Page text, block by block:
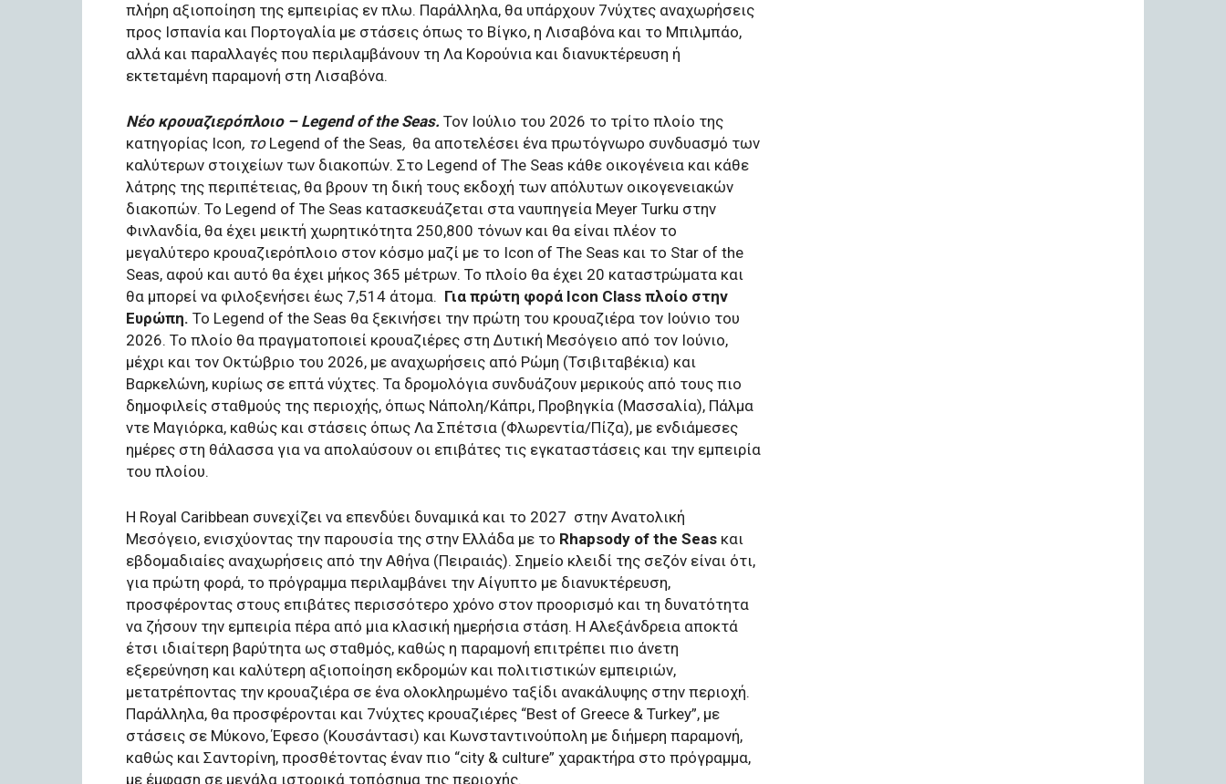
πλήρη αξιοποίηση της εμπειρίας εν πλω. Παράλληλα, θα υπάρχουν 7νύχτες αναχωρήσεις
προς Ισπανία και Πορτογαλία με στάσεις όπως το Βίγκο, η Λισαβόνα και το Μπιλμπάο,
αλλά και παραλλαγές που περιλαμβάνουν τη Λα Κορούνια και διανυκτέρευση ή
εκτεταμένη παραμονή στη Λισαβόνα.
Νέο κρουαζιερόπλοιο – Legend of the Seas. Τον Ιούλιο του 2026 το τρίτο πλοίο της
κατηγορίας Icon, το Legend of the Seas, θα αποτελέσει ένα πρωτόγνωρο συνδυασμό των
καλύτερων στοιχείων των διακοπών. Στο Legend of The Seas κάθε οικογένεια και κάθε
λάτρης της περιπέτειας, θα βρουν τη δική τους εκδοχή των απόλυτων οικογενειακών
διακοπών. To Legend of The Seas κατασκευάζεται στα ναυπηγεία Meyer Turku στην
Φινλανδία, θα έχει μεικτή χωρητικότητα 250,800 τόνων και θα είναι πλέον το
μεγαλύτερο κρουαζιερόπλοιο στον κόσμο μαζί με το Icon of The Seas και το Star of the
Seas, αφού και αυτό θα έχει μήκος 365 μέτρων. Το πλοίο θα έχει 20 καταστρώματα και
θα μπορεί να φιλοξενήσει έως 7,514 άτομα. Για πρώτη φορά Icon Class πλοίο στην
Ευρώπη. Το Legend of the Seas θα ξεκινήσει την πρώτη του κρουαζιέρα τον Ιούνιο του
2026. Το πλοίο θα πραγματοποιεί κρουαζιέρες στη Δυτική Μεσόγειο από τον Ιούνιο,
μέχρι και τον Οκτώβριο του 2026, με αναχωρήσεις από Ρώμη (Τσιβιταβέκια) και
Βαρκελώνη, κυρίως σε επτά νύχτες. Τα δρομολόγια συνδυάζουν μερικούς από τους πιο
δημοφιλείς σταθμούς της περιοχής, όπως Νάπολη/Κάπρι, Προβηγκία (Μασσαλία), Πάλμα
ντε Μαγιόρκα, καθώς και στάσεις όπως Λα Σπέτσια (Φλωρεντία/Πίζα), με ενδιάμεσες
ημέρες στη θάλασσα για να απολαύσουν οι επιβάτες τις εγκαταστάσεις και την εμπειρία
του πλοίου.
Η Royal Caribbean συνεχίζει να επενδύει δυναμικά και το 2027 στην Ανατολική
Μεσόγειο, ενισχύοντας την παρουσία της στην Ελλάδα με το Rhapsody of the Seas και
εβδομαδιαίες αναχωρήσεις από την Αθήνα (Πειραιάς). Σημείο κλειδί της σεζόν είναι ότι,
για πρώτη φορά, το πρόγραμμα περιλαμβάνει την Αίγυπτο με διανυκτέρευση,
προσφέροντας στους επιβάτες περισσότερο χρόνο στον προορισμό και τη δυνατότητα
να ζήσουν την εμπειρία πέρα από μια κλασική ημερήσια στάση. Η Αλεξάνδρεια αποκτά
έτσι ιδιαίτερη βαρύτητα ως σταθμός, καθώς η παραμονή επιτρέπει πιο άνετη
εξερεύνηση και καλύτερη αξιοποίηση εκδρομών και πολιτιστικών εμπειριών,
μετατρέποντας την κρουαζιέρα σε ένα ολοκληρωμένο ταξίδι ανακάλυψης στην περιοχή.
Παράλληλα, θα προσφέρονται και 7νύχτες κρουαζιέρες “Best of Greece & Turkey”, με
στάσεις σε Μύκονο, Έφεσο (Κουσάντασι) και Κωνσταντινούπολη με διήμερη παραμονή,
καθώς και Σαντορίνη, προσθέτοντας έναν πιο “city & culture” χαρακτήρα στο πρόγραμμα,
με έμφαση σε μεγάλα ιστορικά τοπόσημα της περιοχής.